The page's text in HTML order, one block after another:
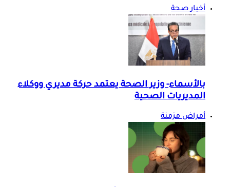
أخبار صحة
بالأسماء- وزير الصحة يعتمد حركة مديري ووكلاء
المديريات الصحية
أمراض مزمنة